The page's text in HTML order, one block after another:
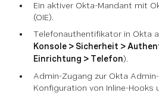
Ein aktiver Okta-Mandant mit
(OIE).
Telefonauthentifikator in Okta
Konsole > Sicherheit >
Einrichtung > Telefon).
Admin-Zugang zur Okta
Konfiguration von Inline-Hooks